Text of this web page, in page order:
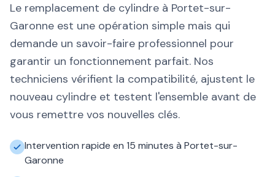
Le remplacement de cylindre à Portet-sur-
Garonne est une opération simple mais qui
demande un savoir-faire professionnel pour
garantir un fonctionnement parfait. Nos
techniciens vérifient la compatibilité, ajustent le
nouveau cylindre et testent l'ensemble avant de
vous remettre vos nouvelles clés.
Intervention rapide en 15 minutes à Portet-sur-
Garonne